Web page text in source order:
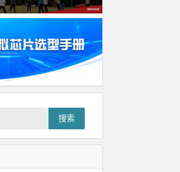
搜索